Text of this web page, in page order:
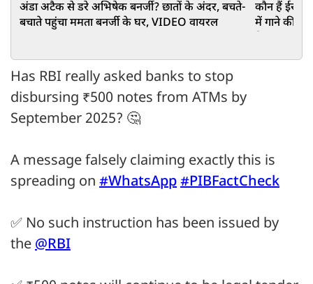
अंडा अटैक से डरे अभिषेक बनर्जी? छातों के अंदर, बचते-
बचाते पहुंचा ममता बनर्जी के घर, VIDEO वायरल
कौन हैं
में गाने की
Has RBI really asked banks to stop
disbursing ₹500 notes from ATMs by
September 2025? 🤔
A message falsely claiming exactly this is
spreading on #WhatsApp#PIBFactCheck
✅ No such instruction has been issued by
the@RBI